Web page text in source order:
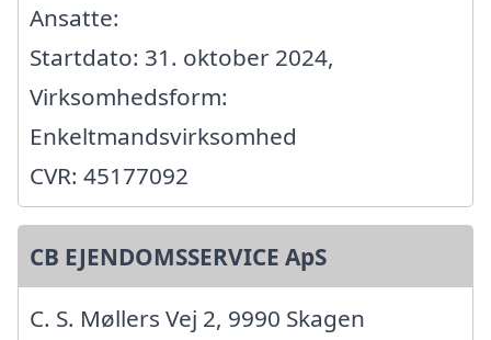
Ansatte:
Startdato: 31. oktober 2024,
Virksomhedsform:
Enkeltmandsvirksomhed
CVR: 45177092
CB EJENDOMSSERVICE ApS
C. S. Møllers Vej 2, 9990 Skagen